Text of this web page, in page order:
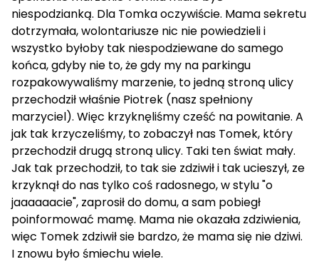
niespodzianką. Dla Tomka oczywiście. Mama sekretu
dotrzymała, wolontariusze nic nie powiedzieli i
wszystko byłoby tak niespodziewane do samego
końca, gdyby nie to, że gdy my na parkingu
rozpakowywaliśmy marzenie, to jedną stroną ulicy
przechodził właśnie Piotrek (nasz spełniony
marzyciel). Więc krzyknęliśmy cześć na powitanie. A
jak tak krzyczeliśmy, to zobaczył nas Tomek, który
przechodził drugą stroną ulicy. Taki ten świat mały.
Jak tak przechodził, to tak sie zdziwił i tak ucieszył, ze
krzyknął do nas tylko coś radosnego, w stylu "o
jaaaaaacie", zaprosił do domu, a sam pobiegł
poinformować mamę. Mama nie okazała zdziwienia,
więc Tomek zdziwił sie bardzo, że mama się nie dziwi.
I znowu było śmiechu wiele.